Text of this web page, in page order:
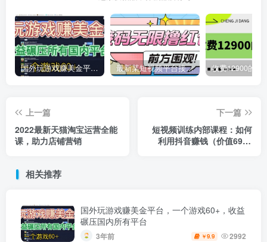
国外玩游戏赚美金平台，一个游戏60+，收益碾压国内所有平台 最新某短视频平台接码看广告，无限撸1.3元项目【软件+详细操作教程】
上一篇
2022最新天猫淘宝运营全能
课，助力店铺营销
下一篇
短视频训练内部课程：如何
利用抖音赚钱（价值6999
相关推荐
国外玩游戏赚美金平台，一个游戏60+，收益
碾压国内所有平台
3年前 ￥9.9 2992